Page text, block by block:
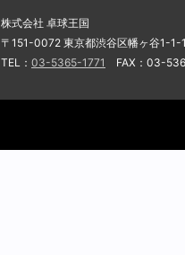
株式会社 卓球王国
〒151-0072 東京都渋谷区幡ヶ谷1-1-
TEL： 03-5365-1771 FAX：03-